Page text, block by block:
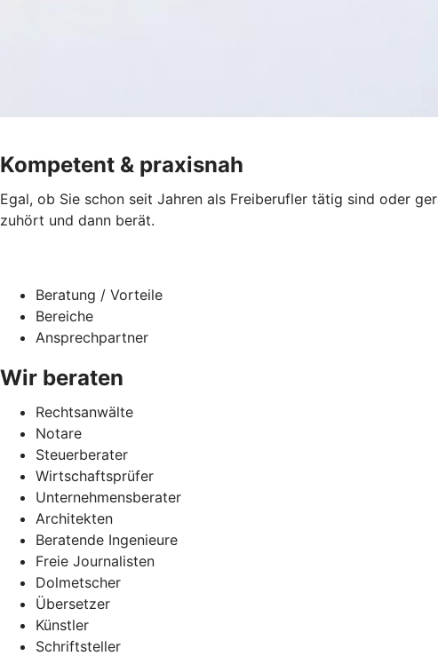
Kompetent & praxisnah
Egal, ob Sie schon seit Jahren als Freiberufler tätig sind oder
zuhört und dann berät.
Beratung / Vorteile
Bereiche
Ansprechpartner
Wir beraten
Rechtsanwälte
Notare
Steuerberater
Wirtschaftsprüfer
Unternehmensberater
Architekten
Beratende Ingenieure
Freie Journalisten
Dolmetscher
Übersetzer
Künstler
Schriftsteller